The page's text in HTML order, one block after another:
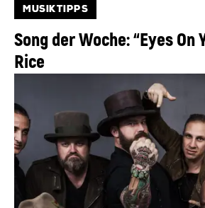
MUSIKTIPPS
Song der Woche: “Eyes On
Rice